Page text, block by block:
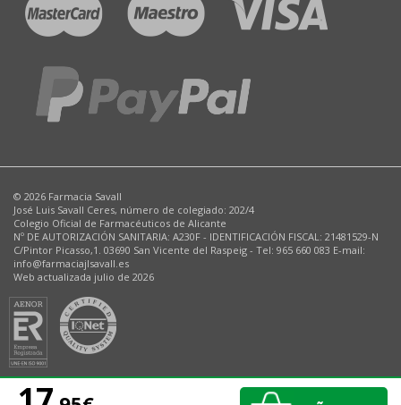
© 2026 Farmacia Savall
José Luis Savall Ceres, número de colegiado: 202/4
Colegio Oficial de Farmacéuticos de Alicante
Nº DE AUTORIZACIÓN SANITARIA: A230F - IDENTIFICACIÓN FISCAL: 21481529-N
C/Pintor Picasso,1. 03690 San Vicente del Raspeig - Tel: 965 660 083 E-mail:
info@farmaciajlsavall.es
Web actualizada julio de 2026